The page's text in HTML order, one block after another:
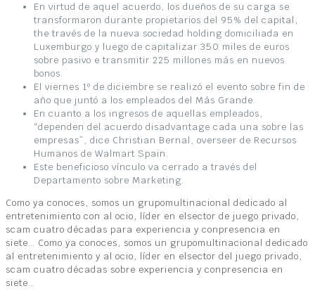
En virtud de aquel acuerdo, los dueños de su carga se
transformaron durante propietarios del 95% del capital,
the través de la nueva sociedad holding domiciliada en
Luxemburgo y luego de capitalizar 350 miles de euros
sobre pasivo e transmitir 225 millones más en nuevos
bonos.
El viernes 1º de diciembre se realizó el evento sobre fin de
año que juntó a los empleados del Más Grande.
En cuanto a los ingresos de aquellas empleados,
“dependen del acuerdo disadvantage cada una sobre las
empresas”, dice Christian Bernal, overseer de Recursos
Humanos de Walmart Spain.
Este beneficioso vínculo va cerrado a través del
Departamento sobre Marketing.
Como ya conoces, somos un grupomultinacional dedicado al
entretenimiento con al ocio, líder en elsector de juego privado,
scam cuatro décadas para experiencia y conpresencia en
siete… Como ya conoces, somos un grupomultinacional dedicado
al entretenimiento y al ocio, líder en elsector del juego privado,
scam cuatro décadas sobre experiencia y conpresencia en
siete…